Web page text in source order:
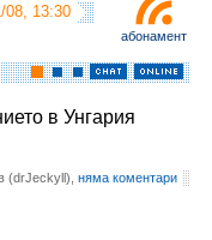
абонамент
08, 13:30
в Унгария
(drJeckyll), няма коментари